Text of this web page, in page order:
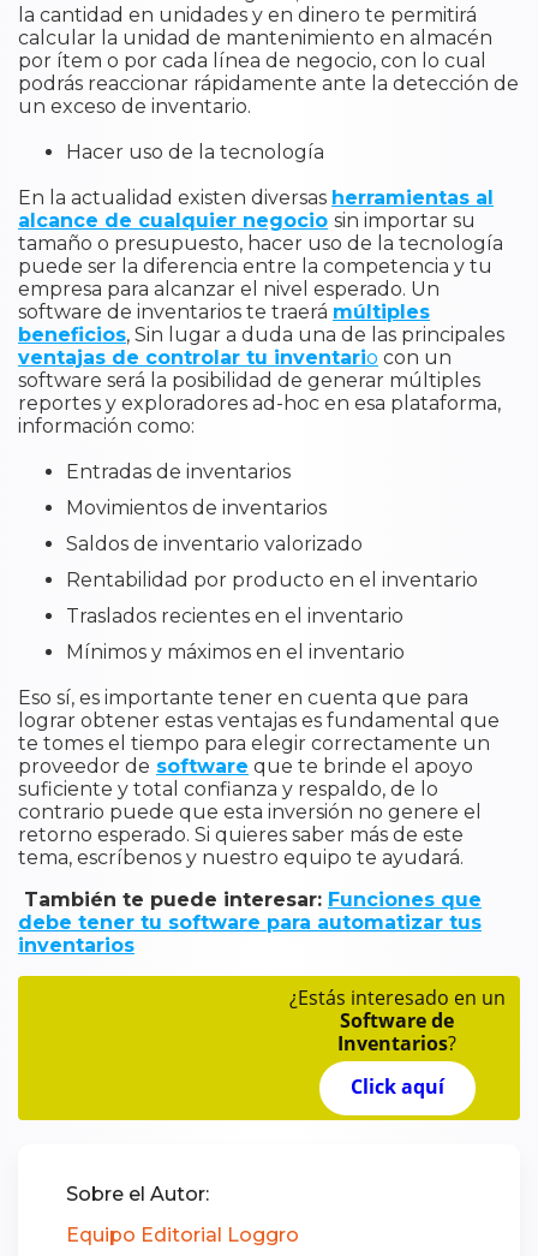
la cantidad en unidades y en dinero te permitirá
calcular la unidad de mantenimiento en almacén
por ítem o por cada línea de negocio, con lo cual
podrás reaccionar rápidamente ante la detección de
un exceso de inventario.
Hacer uso de la tecnología
En la actualidad existen diversas herramientas al
alcance de cualquier negocio sin importar su
tamaño o presupuesto, hacer uso de la tecnología
puede ser la diferencia entre la competencia y tu
empresa para alcanzar el nivel esperado. Un
software de inventarios te traerá múltiples
beneficios, Sin lugar a duda una de las principales
ventajas de controlar tu inventario con un
software será la posibilidad de generar múltiples
reportes y exploradores ad-hoc en esa plataforma,
información como:
Entradas de inventarios
Movimientos de inventarios
Saldos de inventario valorizado
Rentabilidad por producto en el inventario
Traslados recientes en el inventario
Mínimos y máximos en el inventario
Eso sí, es importante tener en cuenta que para
lograr obtener estas ventajas es fundamental que
te tomes el tiempo para elegir correctamente un
proveedor de software que te brinde el apoyo
suficiente y total confianza y respaldo, de lo
contrario puede que esta inversión no genere el
retorno esperado. Si quieres saber más de este
tema, escríbenos y nuestro equipo te ayudará.
También te puede interesar: Funciones que
debe tener tu software para automatizar tus
inventarios
¿Estás interesado en un
Software de
Inventarios?
Click aquí
Sobre el Autor:
Equipo Editorial Loggro